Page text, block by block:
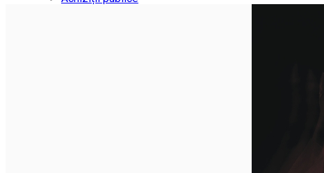
YouTube Teatrul de Balet Sibiu
Concursuri angajare